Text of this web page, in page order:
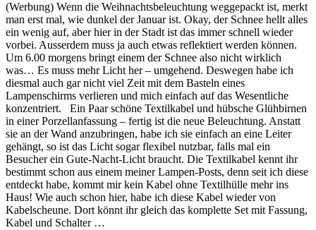
(Werbung) Wenn die Weihnachtsbeleuchtung weggepackt ist, merkt
man erst mal, wie dunkel der Januar ist. Okay, der Schnee hellt alles
ein wenig auf, aber hier in der Stadt ist das immer schnell wieder
vorbei. Ausserdem muss ja auch etwas reflektiert werden können.
Um 6.00 morgens bringt einem der Schnee also nicht wirklich
was… Es muss mehr Licht her – umgehend. Deswegen habe ich
diesmal auch gar nicht viel Zeit mit dem Basteln eines
Lampenschirms verlieren und mich einfach auf das Wesentliche
konzentriert. Ein Paar schöne Textilkabel und hübsche Glühbirnen
in einer Porzellanfassung – fertig ist die neue Beleuchtung. Anstatt
sie an der Wand anzubringen, habe ich sie einfach an eine Leiter
gehängt, so ist das Licht sogar flexibel nutzbar, falls mal ein
Besucher ein Gute-Nacht-Licht braucht. Die Textilkabel kennt ihr
bestimmt schon aus einem meiner Lampen-Posts, denn seit ich diese
entdeckt habe, kommt mir kein Kabel ohne Textilhülle mehr ins
Haus! Wie auch schon hier, habe ich diese Kabel wieder von
Kabelscheune. Dort könnt ihr gleich das komplette Set mit Fassung,
Kabel und Schalter …